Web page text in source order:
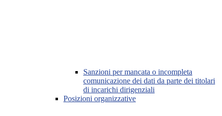
Sanzioni per mancata o incompleta
comunicazione dei dati da parte dei titolari
di incarichi dirigenziali
Posizioni organizzative